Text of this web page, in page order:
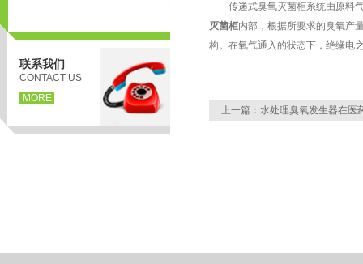
联系我们
CONTACT US
MORE
传递式臭氧灭菌柜系统由原料气
灭菌柜内部，根据所要求的臭氧产
构。在氧气通入的状态下，绝缘电
上一篇： 水处理臭氧发生器在医